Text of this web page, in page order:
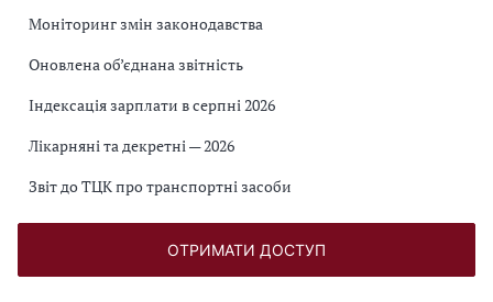
Моніторинг змін законодавства
Оновлена об’єднана звітність
Індексація зарплати в серпні 2026
Лікарняні та декретні — 2026
Звіт до ТЦК про транспортні засоби
ОТРИМАТИ ДОСТУП